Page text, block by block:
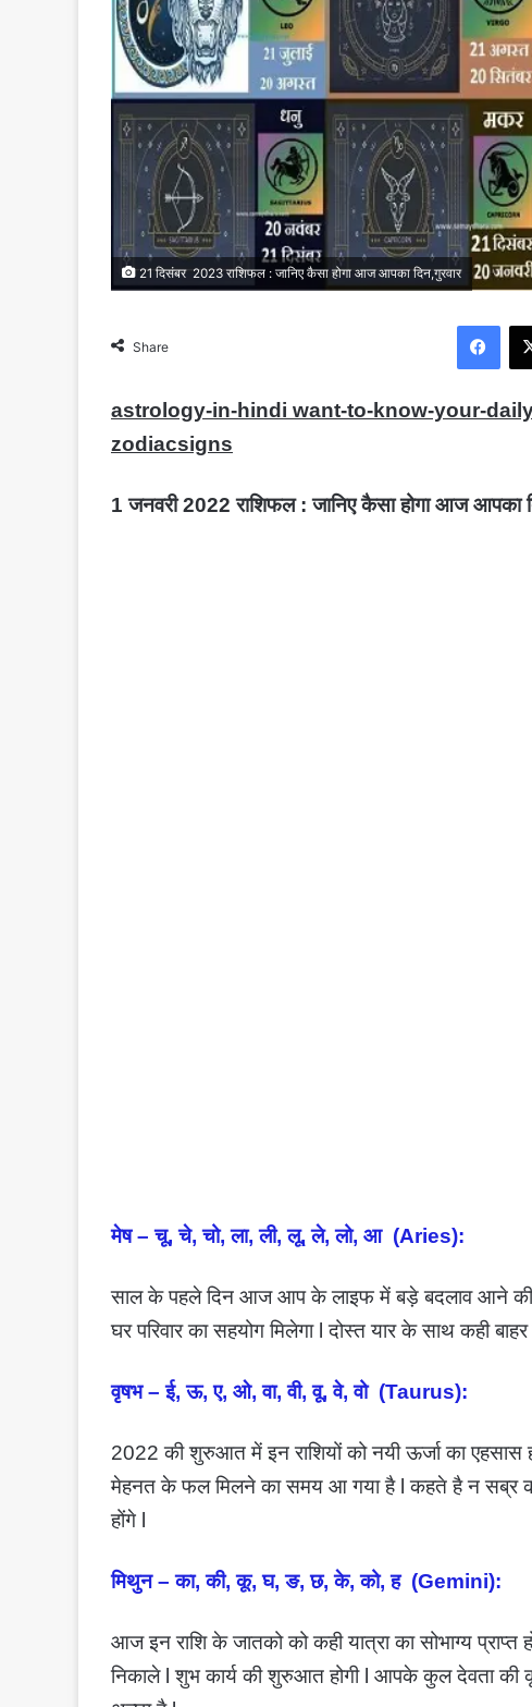
21 दिसंबर 2023 राशिफल : जानिए कैसा होगा आज आपका दिन,गुरवार
Share
Facebook
astrology-in-hindi want-to-know-your-
zodiacsigns
1 जनवरी 2022 राशिफल : जानिए कैसा होगा आज आपका
मेष – चू, चे, चो, ला, ली, लू, ले, लो, आ (Aries):
साल के पहले दिन आज आप के लाइफ में बड़े बदलाव आने
घर परिवार का सहयोग मिलेगा l दोस्त यार के साथ कही
वृषभ – ई, ऊ, ए, ओ, वा, वी, वू, वे, वो (Taurus):
2022 की शुरुआत में इन राशियों को नयी ऊर्जा का एहसास
मेहनत के फल मिलने का समय आ गया है l कहते है न सब्र
होंगे l
मिथुन – का, की, कू, घ, ङ, छ, के, को, ह (Gemini):
आज इन राशि के जातको को कही यात्रा का सोभाग्य
निकाले l शुभ कार्य की शुरुआत होगी l आपके कुल देवता